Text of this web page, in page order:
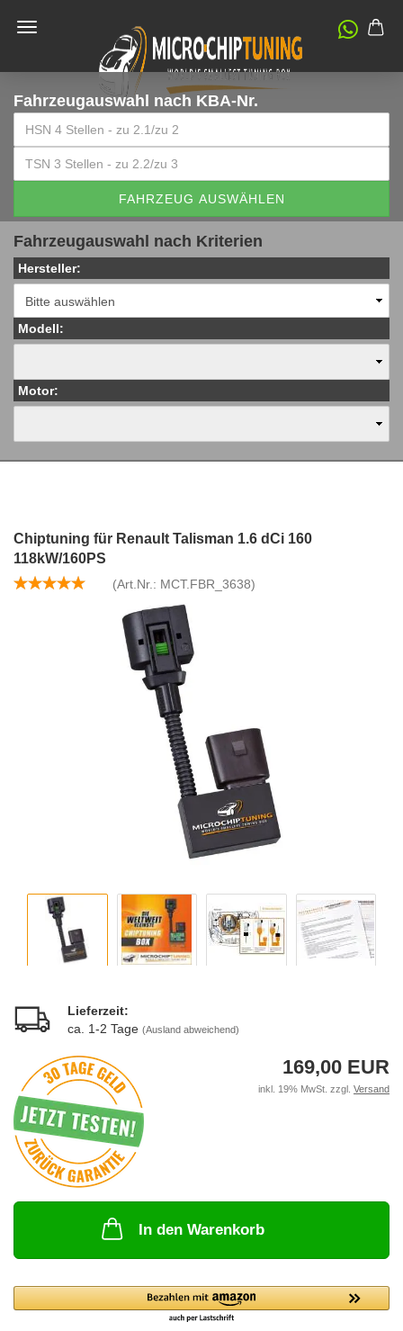
Fahrzeugauswahl nach KBA-Nr.
FAHRZEUG AUSWÄHLEN
Fahrzeugauswahl nach Kriterien
Hersteller:
Modell:
Motor:
Chiptuning für Renault Talisman 1.6 dCi 160
118kW/160PS
(Art.Nr.: MCT.FBR_3638)
Lieferzeit:
ca. 1-2 Tage (Ausland abweichend)
169,00 EUR
inkl. 19% MwSt. zzgl. Versand
In den Warenkorb